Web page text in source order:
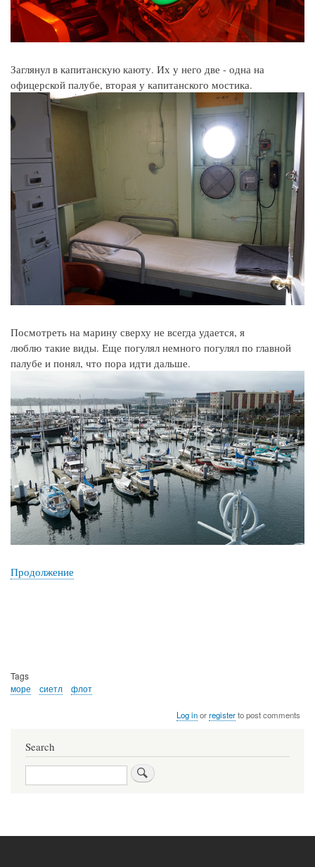
Заглянул в капитанскую каюту. Их у него две - одна на
офицерской палубе, вторая у капитанского мостика.
Посмотреть на марину сверху не всегда удается, я
люблю такие виды. Еще погулял немного погулял по главной
палубе и понял, что пора идти дальше.
Продолжение
Tags
море
сиетл флот
Log inorregisterto post comments
Search
Search